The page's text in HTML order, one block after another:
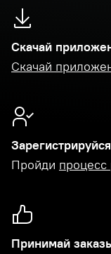
Скачай
Скачай
Зарегистрируйся
Пройди процесс
Принимай